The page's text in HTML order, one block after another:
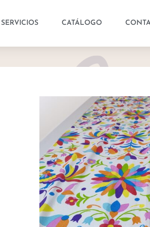
SERVICIOS CATÁLOGO